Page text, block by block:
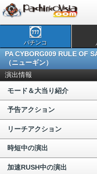
パチンコ
PA CYBORG009 RULE OF
（ニューギン）
演出情報
モード＆大当り紹介
予告アクション
リーチアクション
時短中の演出
加速RUSH中の演出